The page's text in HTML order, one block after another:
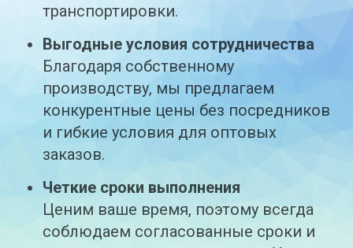
транспортировки.
Выгодные условия сотрудничества
Благодаря собственному
производству, мы предлагаем
конкурентные цены без посредников
и гибкие условия для оптовых
заказов.
Четкие сроки выполнения
Ценим ваше время, поэтому всегда
соблюдаем согласованные сроки и